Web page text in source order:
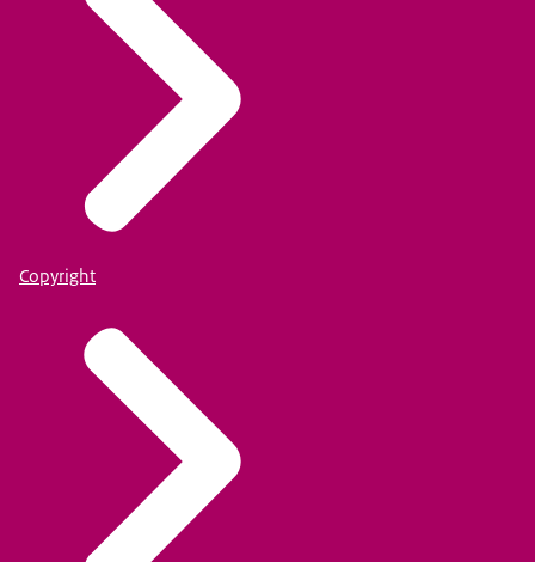
Copyright